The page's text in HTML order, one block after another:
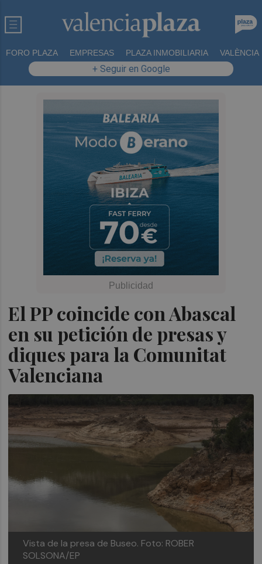
FORO PLAZA EMPRESAS PLAZA INMOBILIARIA VALÈNCIA
+ Seguir en Google
El PP coincide con Abascal
en su petición de presas y
diques para la Comunitat
Valenciana
Vista de la presa de Buseo. Foto: ROBER
SOLSONA/EP